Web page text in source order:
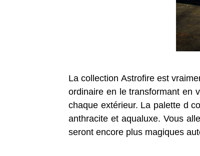
La collection Astrofire est
ordinaire en le transformant en
chaque extérieur. La palette d
anthracite et aqualuxe. Vous
seront encore plus magiques